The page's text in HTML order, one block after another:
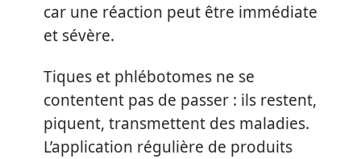
car une réaction peut être immédiate
et sévère.
Tiques et phlébotomes ne se
contentent pas de passer : ils restent,
piquent, transmettent des maladies.
L’application régulière de produits